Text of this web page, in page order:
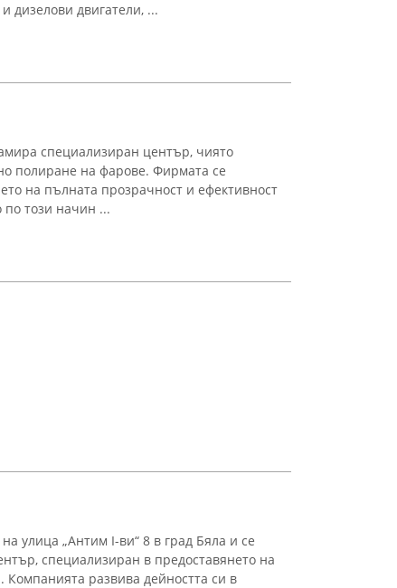
дизелови двигатели, ...
специализиран център, чиято
полиране на фарове. Фирмата се
на пълната прозрачност и ефективност
по този начин ...
улица „Антим I-ви“ 8 в град Бяла и се
специализиран в предоставянето на
Компанията развива дейността си в